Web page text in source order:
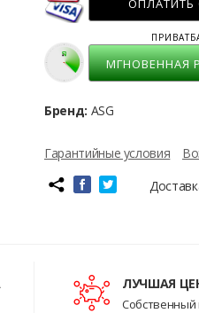
ОПЛАТИТЬ
МГНОВЕННАЯ
Бренд: ASG
Гарантийные условия
ЛУЧШАЯ
Собственный